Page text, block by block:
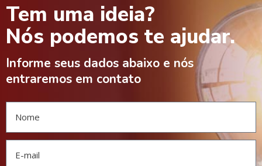
Tem uma ideia?
Nós podemos te ajudar.
Informe seus dados abaixo e nós
entraremos em contato